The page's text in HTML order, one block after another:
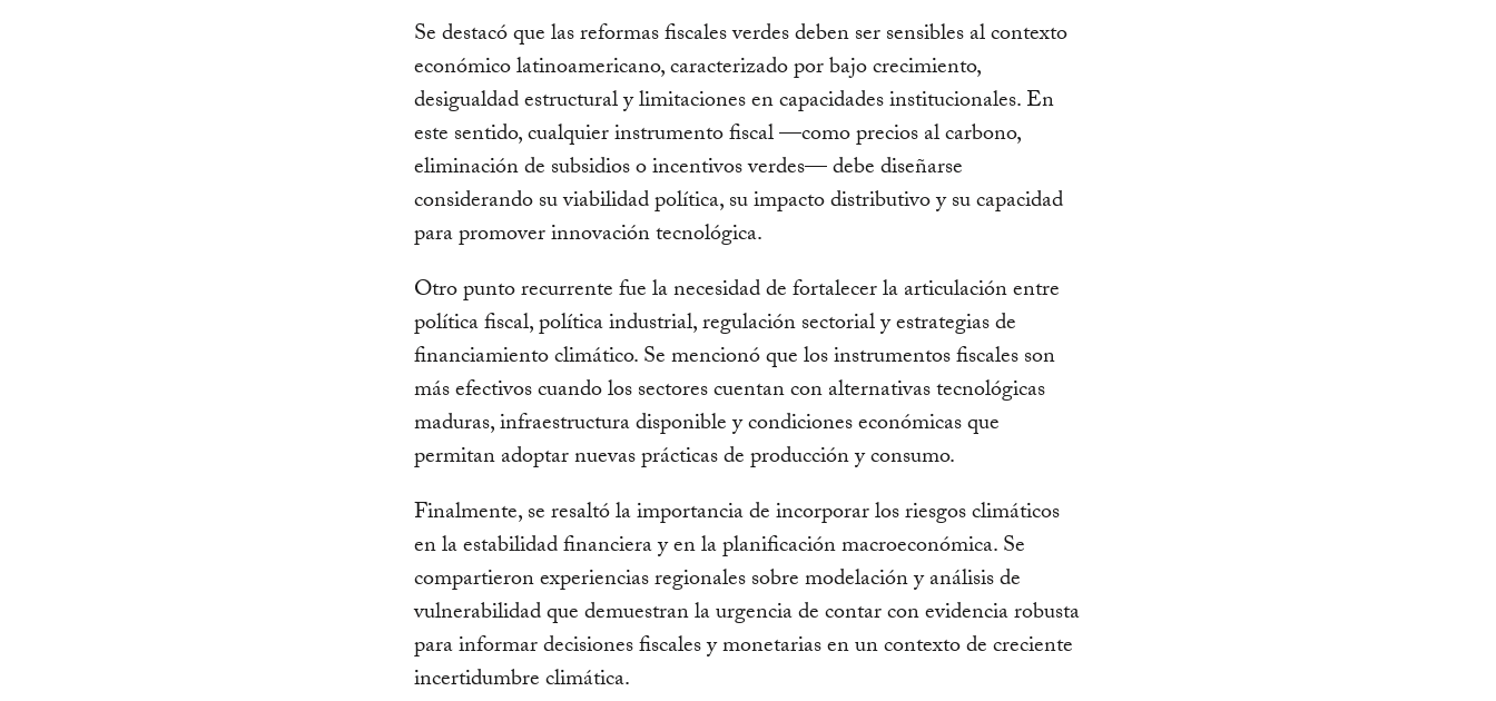
Se destacó que las reformas fiscales verdes deben ser sensibles al contexto
económico latinoamericano, caracterizado por bajo crecimiento,
desigualdad estructural y limitaciones en capacidades institucionales. En
este sentido, cualquier instrumento fiscal —como precios al carbono,
eliminación de subsidios o incentivos verdes— debe diseñarse
considerando su viabilidad política, su impacto distributivo y su capacidad
para promover innovación tecnológica.
Otro punto recurrente fue la necesidad de fortalecer la articulación entre
política fiscal, política industrial, regulación sectorial y estrategias de
financiamiento climático. Se mencionó que los instrumentos fiscales son
más efectivos cuando los sectores cuentan con alternativas tecnológicas
maduras, infraestructura disponible y condiciones económicas que
permitan adoptar nuevas prácticas de producción y consumo.
Finalmente, se resaltó la importancia de incorporar los riesgos climáticos
en la estabilidad financiera y en la planificación macroeconómica. Se
compartieron experiencias regionales sobre modelación y análisis de
vulnerabilidad que demuestran la urgencia de contar con evidencia robusta
para informar decisiones fiscales y monetarias en un contexto de creciente
incertidumbre climática.